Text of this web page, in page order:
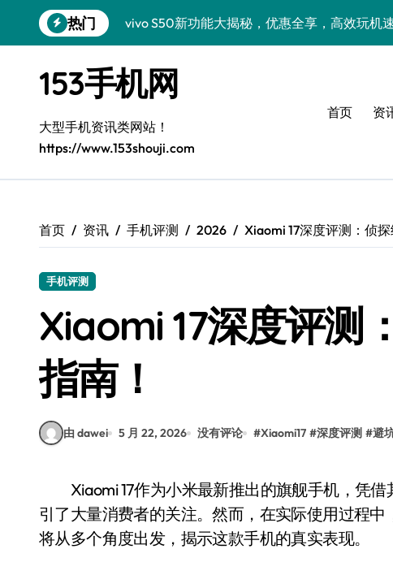
到
热门
小米17 Pro来袭！超实用功能大揭秘，速来围
三星Galaxy Z Fold7抢先窥秘！手机管家揭秘超
S25 Ultra颜值炸裂！定制主题潮到没朋友
S24+震撼登场，美出新高度！
A56 5G登场，三星风尚新定义！
153手机网
大型手机资讯类网站！
https://www.153shouji.com
首页 资
首页 资讯 手机评测 2026 Xiaomi 17深度评测：侦
手机评测
Xiaomi 17深度评测
指南！
由 dawei 5 月 22, 2026 没有评论 #Xiaomi17 #深度评测 #避
Xiaomi 17作为小米最新推出的旗舰手机，凭借其强大的硬件配置和创新的影像系统，迅速吸
引了大量消费者的关注。然而，在实际使用过程
将从多个角度出发，揭示这款手机的真实表现。